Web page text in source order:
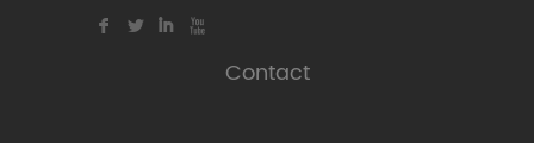
F L I X
Contact